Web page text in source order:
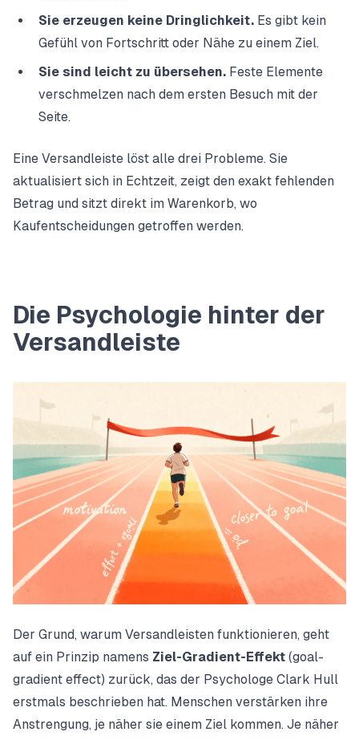
Sie erzeugen keine Dringlichkeit. Es gibt kein
Gefühl von Fortschritt oder Nähe zu einem Ziel.
Sie sind leicht zu übersehen. Feste Elemente
verschmelzen nach dem ersten Besuch mit der
Seite.
Eine Versandleiste löst alle drei Probleme. Sie
aktualisiert sich in Echtzeit, zeigt den exakt fehlenden
Betrag und sitzt direkt im Warenkorb, wo
Kaufentscheidungen getroffen werden.
Die Psychologie hinter der
Versandleiste
Der Grund, warum Versandleisten funktionieren, geht
auf ein Prinzip namens Ziel-Gradient-Effekt (goal-
gradient effect) zurück, das der Psychologe Clark Hull
erstmals beschrieben hat. Menschen verstärken ihre
Anstrengung, je näher sie einem Ziel kommen. Je näher